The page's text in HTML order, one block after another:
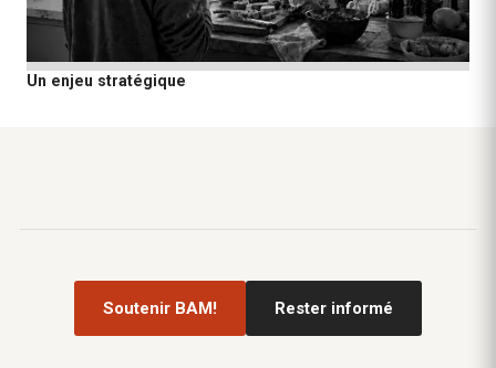
Un enjeu stratégique
Soutenir BAM! Rester informé